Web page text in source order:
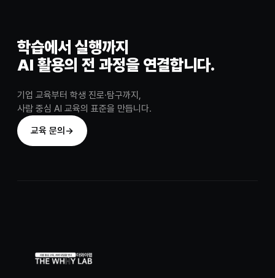
학습에서 실행까지
AI 활용의 전 과정을 연결합니다.
기업 교육부터 학생 진로·탐구까지,
사람 중심 AI 교육의 표준을 만듭니다.
교육 문의 →